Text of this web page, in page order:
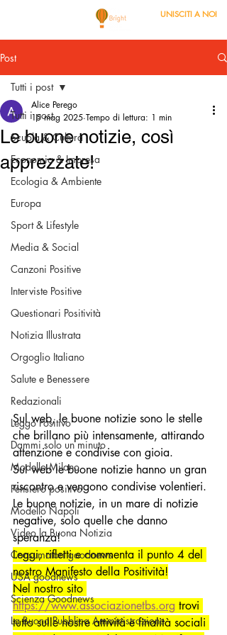
UNISCITI A NOI
Post
Tutti i post
Scuola & Cultura
Economia & Impresa
Ecologia & Ambiente
Europa
Sport & Lifestyle
Media & Social
Canzoni Positive
Interviste Positive
Questionari Positività
Notizia Illustrata
Orgoglio Italiano
Salute e Benessere
Redazionali
Leggo Positivo
Dammi solo un minuto
Modello Milano
Pensiero positivo
Modello Napoli
Video la Buona Notizia
Consumatori goodnews
USA goodnews
Scienza Goodnews
La Buona Pubblica Amministrazione
Tutti i post
Le buone notizie, così
apprezzate!
Alice Perego
15 mag 2025 Tempo di lettura: 1 min
Sul web, le buone notizie sono le stelle
che brillano più intensamente, attirando
attenzione e condivise con gioia.
Sul web le buone notizie hanno un gran
riscontro e vengono condivise volentieri.
Le buone notizie, in un mare di notizie
negative, solo quelle che danno
speranza!
Leggi, rifletti e commenta il punto 4 del
nostro Manifesto della Positività!
Nel nostro sito
https://www.associazionetbs.org trovi
tutto sulle nostre attività e finalità sociali